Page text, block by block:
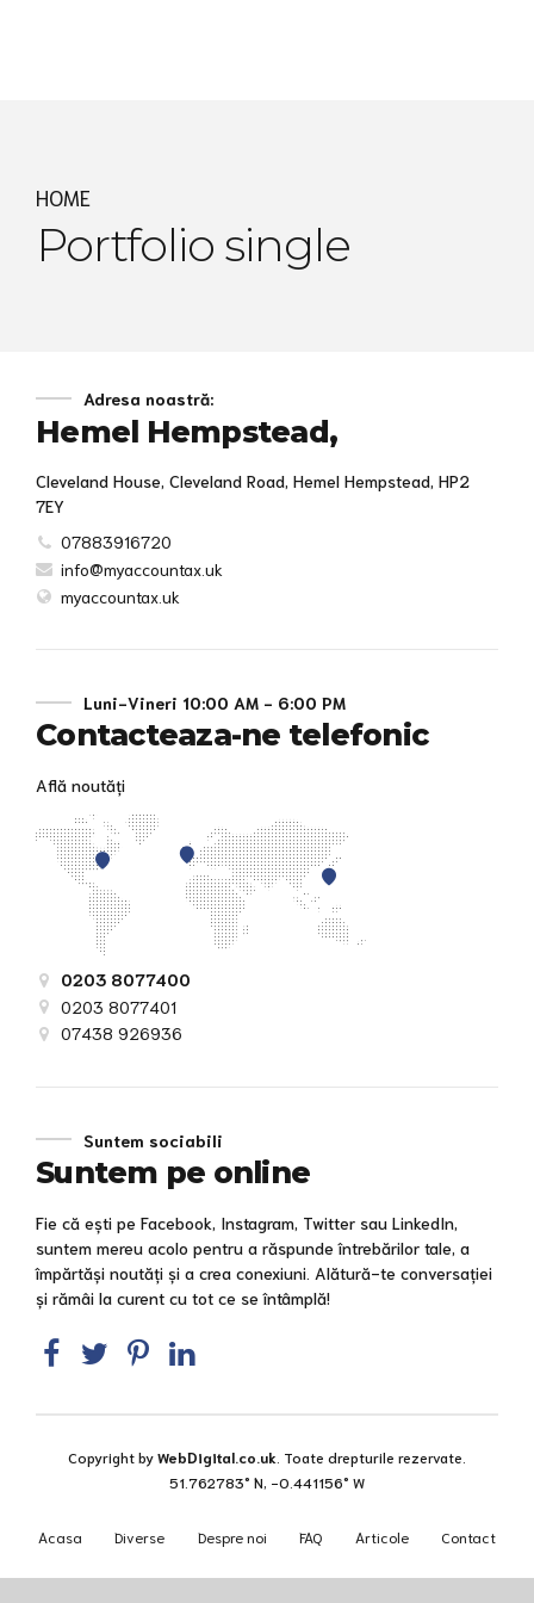
HOME
Portfolio single
Adresa noastră:
Hemel Hempstead,
Cleveland House, Cleveland Road, Hemel Hempstead, HP2
7EY
07883916720
info@myaccountax.uk
myaccountax.uk
Luni-Vineri 10:00 AM - 6:00 PM
Contacteaza-ne telefonic
Află noutăți
0203 8077400
0203 8077401
07438 926936
Suntem sociabili
Suntem pe online
Fie că ești pe Facebook, Instagram, Twitter sau LinkedIn,
suntem mereu acolo pentru a răspunde întrebărilor tale, a
împărtăși noutăți și a crea conexiuni. Alătură-te conversației
și rămâi la curent cu tot ce se întâmplă!
Copyright byWebDigital.co.uk . Toate drepturile rezervate.
51.762783° N, -0.441156° W
Acasa Diverse Despre noi FAQ Articole Contact